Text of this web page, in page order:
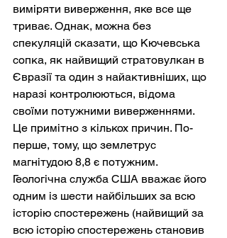
виміряти виверження, яке все ще
триває. Однак, можна без
спекуляцій сказати, що Кючевська
сопка, як найвищий стратовулкан в
Євразії та один з найактивніших, що
наразі контролюються, відома
своїми потужними виверженнями.
Це примітно з кількох причин. По-
перше, тому, що землетрус
магнітудою 8,8 є потужним.
Геологічна служба США вважає його
одним із шести найбільших за всю
історію спостережень (найвищий за
всю історію спостережень становив